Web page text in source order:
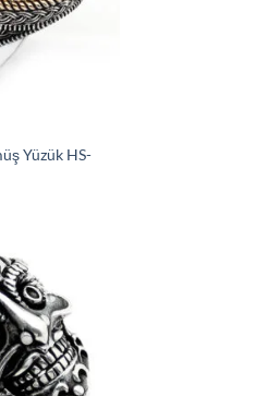
Yüzük HS-
Listeme